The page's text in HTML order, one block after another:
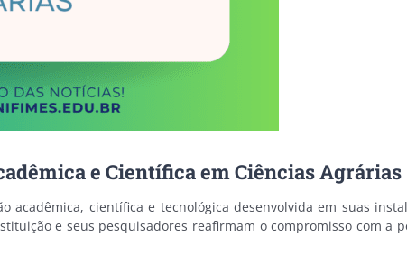
e Científica em Ciências Agrárias
acadêmica, científica e tecnológica desenvolvida em suas
e seus pesquisadores reafirmam o compromisso com a